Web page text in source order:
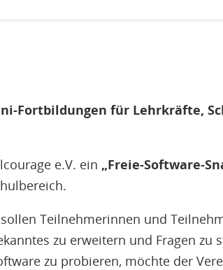
Fortbildungen für Lehrkräfte,
e.V. ein „Freie-Software-
Teilnehmerinnen und
zu erweitern und Fragen zu
zu probieren, möchte der